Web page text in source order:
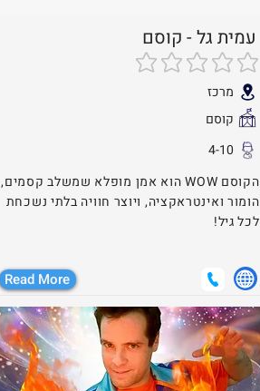
עמית גל - קוסם
אין עדיין דירוגים
מרכז
קוסם
4-10
הקוסם WOW הוא אמן מופלא שמשלב קסמים,
הומור ואינטראקציה, ויוצר חוויה בלתי נשכחת
לכל גיל!
Read More